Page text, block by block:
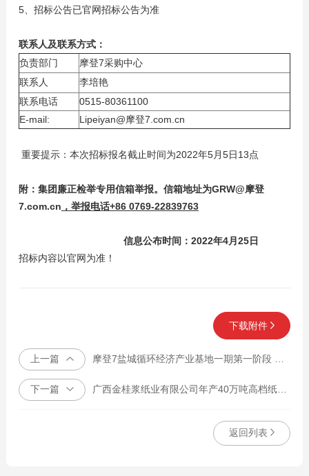
5、招标公告已官网招标公告为准
联系人及联系方式：
负责部门
摩登7采购中心
联系人
李培艳
联系电话
0515-80361100
E-mail:
Lipeiyan@摩登7.com.cn
重要提示：本次招标报名截止时间为2022年5月5日13点
附： 集团廉正检举专用信箱举报。 信箱地址为GRW@摩登
7.com.cn ，举报电话+86 0769-22839763
信息公布时间：2022年4月25日
招标内容以官网为准！
下载附件
上一篇 摩登7盐城循环经济产业基地一期第一阶段 年产50万吨差别化纤维素纤维项目 钢结构工程招投标
下一篇 广西金桂浆纸业有限公司年产40万吨高档纸板扩建4#锅炉土建工程
返回列表